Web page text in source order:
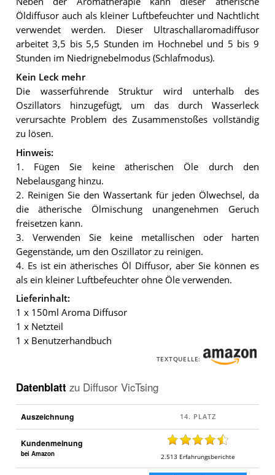
Öldiffusor auch als kleiner Luftbefeuchter und Nachtlicht
verwendet werden. Dieser Ultraschallaromadiffusor
arbeitet 3,5 bis 5,5 Stunden im Hochnebel und 5 bis 9
Stunden im Niedrignebelmodus (Schlafmodus).
Kein Leck mehr
Die wasserführende Struktur wird unterhalb des
Oszillators hinzugefügt, um das durch Wasserleck
verursachte Problem des Zusammenstoßes vollständig
zu lösen.
Hinweis:
1. Fügen Sie keine ätherischen Öle durch den
Nebelausgang hinzu.
2. Reinigen Sie den Wassertank für jeden Ölwechsel, da
die ätherische Ölmischung unangenehmen Geruch
freisetzen kann.
3. Verwenden Sie keine metallischen oder harten
Gegenstände, um den Oszillator zu reinigen.
4. Es ist ein ätherisches Öl Diffusor, aber Sie können es
als ein kleiner Luftbefeuchter ohne Öle verwenden.
Lieferinhalt:
1 x 150ml Aroma Diffusor
1 x Netzteil
1 x Benutzerhandbuch
TEXTQUELLE:
Datenblatt zu Diffusor VicTsing
Auszeichnung
Kundenmeinung
bei Amazon 2.513 Erfahrungsberichte